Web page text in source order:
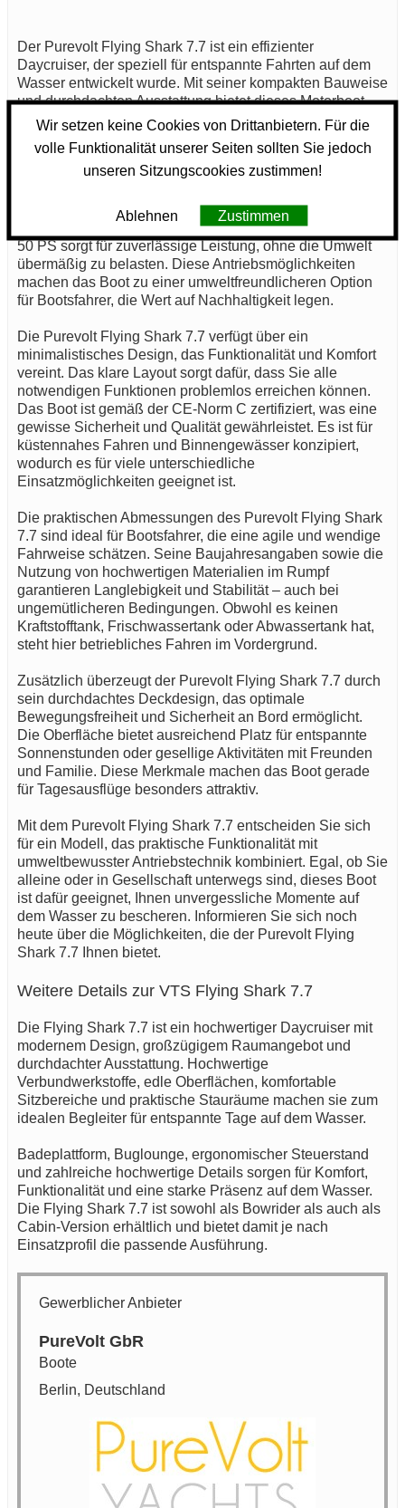
Der Purevolt Flying Shark 7.7 ist ein effizienter
Daycruiser, der speziell für entspannte Fahrten auf dem
Wasser entwickelt wurde. Mit seiner kompakten Bauweise
und durchdachten Ausstattung bietet dieses Motorboot
eine praktische Lösung für Tagesausflüge und
Ein zentraler Aspekt des Purevolt Flying Shark 7.7 ist die
auch mit einem elektrischen Innenbordmotor erhältlich,
was Flexibilität bei der Nutzung ermöglicht. Der Motor mit
50 PS sorgt für zuverlässige Leistung, ohne die Umwelt
übermäßig zu belasten. Diese Antriebsmöglichkeiten
machen das Boot zu einer umweltfreundlicheren Option
für Bootsfahrer, die Wert auf Nachhaltigkeit legen.
Die Purevolt Flying Shark 7.7 verfügt über ein
minimalistisches Design, das Funktionalität und Komfort
vereint. Das klare Layout sorgt dafür, dass Sie alle
notwendigen Funktionen problemlos erreichen können.
Das Boot ist gemäß der CE-Norm C zertifiziert, was eine
gewisse Sicherheit und Qualität gewährleistet. Es ist für
küstennahes Fahren und Binnengewässer konzipiert,
wodurch es für viele unterschiedliche
Einsatzmöglichkeiten geeignet ist.
Die praktischen Abmessungen des Purevolt Flying Shark
7.7 sind ideal für Bootsfahrer, die eine agile und wendige
Fahrweise schätzen. Seine Baujahresangaben sowie die
Nutzung von hochwertigen Materialien im Rumpf
garantieren Langlebigkeit und Stabilität – auch bei
ungemütlicheren Bedingungen. Obwohl es keinen
Kraftstofftank, Frischwassertank oder Abwassertank hat,
steht hier betriebliches Fahren im Vordergrund.
Zusätzlich überzeugt der Purevolt Flying Shark 7.7 durch
sein durchdachtes Deckdesign, das optimale
Bewegungsfreiheit und Sicherheit an Bord ermöglicht.
Die Oberfläche bietet ausreichend Platz für entspannte
Sonnenstunden oder gesellige Aktivitäten mit Freunden
und Familie. Diese Merkmale machen das Boot gerade
für Tagesausflüge besonders attraktiv.
Mit dem Purevolt Flying Shark 7.7 entscheiden Sie sich
für ein Modell, das praktische Funktionalität mit
umweltbewusster Antriebstechnik kombiniert. Egal, ob Sie
alleine oder in Gesellschaft unterwegs sind, dieses Boot
ist dafür geeignet, Ihnen unvergessliche Momente auf
dem Wasser zu bescheren. Informieren Sie sich noch
heute über die Möglichkeiten, die der Purevolt Flying
Shark 7.7 Ihnen bietet.
Weitere Details zur VTS Flying Shark 7.7
Die Flying Shark 7.7 ist ein hochwertiger Daycruiser mit
modernem Design, großzügigem Raumangebot und
durchdachter Ausstattung. Hochwertige
Verbundwerkstoffe, edle Oberflächen, komfortable
Sitzbereiche und praktische Stauräume machen sie zum
idealen Begleiter für entspannte Tage auf dem Wasser.
Badeplattform, Buglounge, ergonomischer Steuerstand
und zahlreiche hochwertige Details sorgen für Komfort,
Funktionalität und eine starke Präsenz auf dem Wasser.
Die Flying Shark 7.7 ist sowohl als Bowrider als auch als
Cabin-Version erhältlich und bietet damit je nach
Einsatzprofil die passende Ausführung.
Gewerblicher Anbieter
PureVolt GbR
Boote
Berlin, Deutschland
Wir setzen keine Cookies von Drittanbietern. Für die
volle Funktionalität unserer Seiten sollten Sie jedoch
unseren Sitzungscookies zustimmen!
Ablehnen Zustimmen